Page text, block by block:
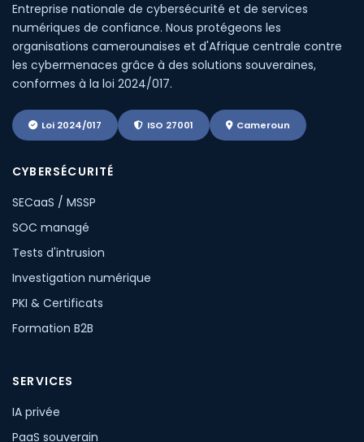
Entreprise nationale de cybersécurité et de services
numériques de confiance. Nous protégeons les
organisations camerounaises et d'Afrique centrale contre
les cybermenaces grâce à des solutions souveraines,
conformes à la loi 2024/017.
Loi 2024/017 ISO 27001 Cameroun
CYBERSÉCURITÉ
SECaaS / MSSP
SOC managé
Tests d'intrusion
Investigation numérique
PKI & Certificats
Formation B2B
SERVICES
IA privée
PaaS souverain